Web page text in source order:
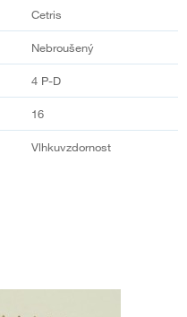
Cetris
Nebroušený
4 P-D
16
Vlhkuvzdornost